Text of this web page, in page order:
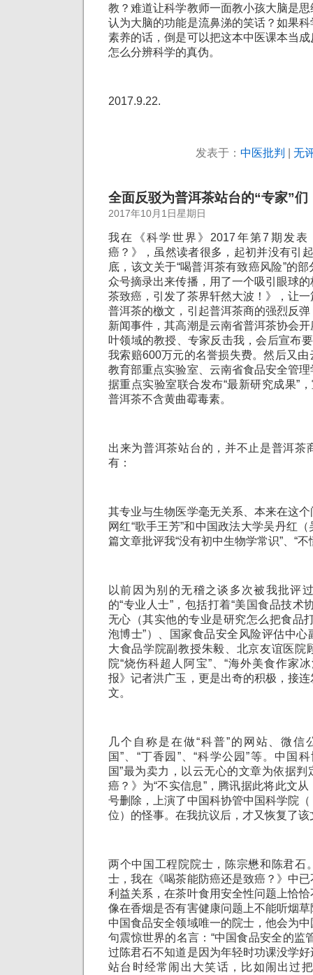
教？难道让科学教师一面教小孩大脑是
认为大脑的功能是流鼻涕的笑话？如果
素养的话，倒是可以把这本中医课本当
怎么分辨科学的真伪。
2017.9.22.
发表于： 中医批判 无
全面反驳为普洱茶站台的“专家”们
2017年10月1日星期日
我在《科学世界》2017年第7期发
癌？》，虽然读者很多，起初并没有引
底，该文关于“喝普洱茶有致癌风险”的
众号摘录出来传播，用了一个吸引眼球
茶致癌，引发了茶界轩然大波！》，让
普洱茶的檄文，引起普洱茶商的强烈反
新闻事件，其高潮是云南省普洱茶协会
叶领域的教授、专家反击我，会后宣布
我索赔600万元的名誉损失费。然后又
教育部重点实验室、云南省食品安全管
据重点实验室联合发布“最新研究成果”
普洱茶不含黄曲霉毒素。
出来为普洱茶站台的，并不止是普洱茶
有：
其专业与生物医学毫无关系、本来在这
网红“歌手王芳”和中国政法大学吴丹红
篇文章批评我“没有初中生物学常识”、“不
以前因为别的无稽之谈多次被我批评
的“专业人士”，包括打着“美国食品技术
无心（其实他的专业是研究怎么把食品
泡博士”）、国家食品安全风险评估中
大食品学院副教授朱毅、北京友谊医院
院“烧伤科超人阿宝”、“海外美食作家
报》记者洪广玉，更是出奇的积极，接
文。
几个自称是在做“科普”的网站、微信
国”、“丁香园”、“科学公园”等。中国
国”最为卖力，以云无心的文章为依据
癌？》为“不实信息”，腾讯据此将此文
号删除，上演了中国科协管中国科学院
位）的怪事。在我抗议后，才又恢复了该
两个中国工程院院士，陈宗懋和陈君石
士，我在《喝茶能防癌还是致癌？》中
利益关系，在茶叶食用安全性问题上恰
像在香烟是否有害健康问题上不能听烟
中国食品安全领域唯一的院士，他会为
句震惊世界的名言：“中国食品安全的监
过陈君石不知道是因为年轻时功课没学
站台时经常闹出大笑话，比如闹出过